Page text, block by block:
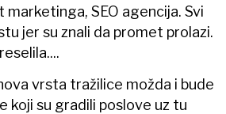
SEO agencija. Svi
jer su znali da promet prolazi.
vrsta tražilice možda i bude
koji su gradili poslove uz tu